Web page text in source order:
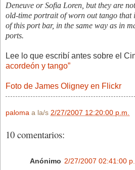
Deneuve or Sofia Loren, but they are
old-time portrait of worn out tango that
of this port bar, in the same way as in
ports.
Lee lo que escribí antes sobre el
acordeón y tango”
Foto de James Oligney en Flickr
paloma a la/s 2/27/2007 12:20:00 p.m.
10 comentarios:
Anónimo 2/27/2007 02:41:00